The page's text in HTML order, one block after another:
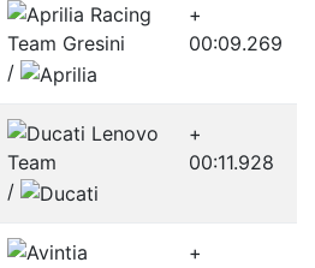
/­
+
00:09.269
/­
+
00:11.928
+